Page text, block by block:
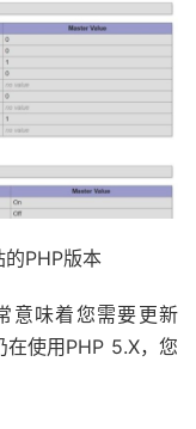
PHP版本
意味着您需要更新
使用PHP 5.X，您